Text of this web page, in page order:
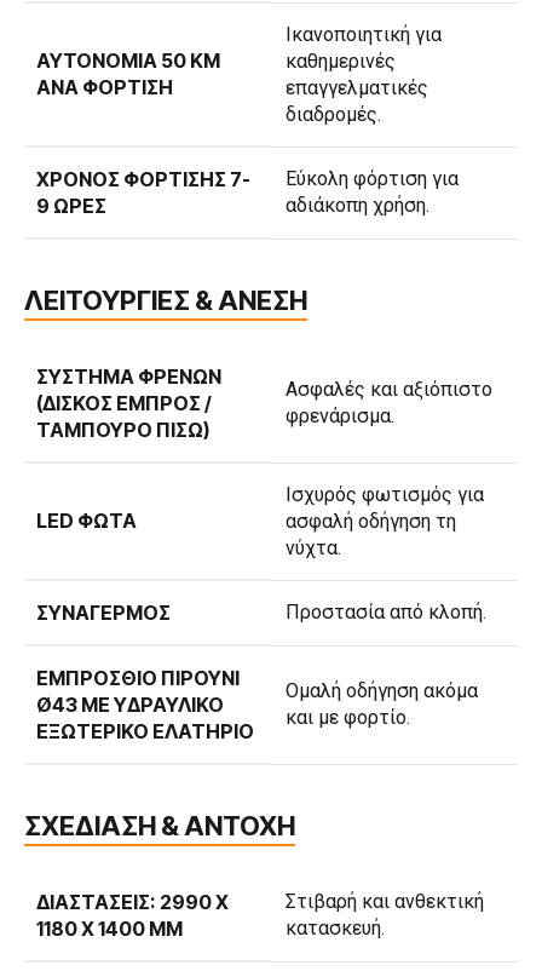
ΑΥΤΟΝΟΜΊΑ 50 KM
ΑΝΆ ΦΌΡΤΙΣΗ
Ικανοποιητική για
καθημερινές
επαγγελματικές
διαδρομές.
ΧΡΌΝΟΣ ΦΌΡΤΙΣΗΣ 7-
9 ΏΡΕΣ
Εύκολη φόρτιση για
αδιάκοπη χρήση.
ΛΕΙΤΟΥΡΓΙΕΣ & ΑΝΕΣΗ
ΣΎΣΤΗΜΑ ΦΡΈΝΩΝ
(ΔΊΣΚΟΣ ΕΜΠΡΌΣ /
ΤΑΜΠΟΎΡΟ ΠΊΣΩ)
Ασφαλές και αξιόπιστο
φρενάρισμα.
LED ΦΏΤΑ
Ισχυρός φωτισμός για
ασφαλή οδήγηση τη
νύχτα.
ΣΥΝΑΓΕΡΜΌΣ Προστασία από κλοπή.
ΕΜΠΡΌΣΘΙΟ ΠΙΡΟΎΝΙ
Ø43 ΜΕ ΥΔΡΑΥΛΙΚΌ
ΕΞΩΤΕΡΙΚΌ ΕΛΑΤΉΡΙΟ
Ομαλή οδήγηση ακόμα
και με φορτίο.
ΣΧΕΔΙΑΣΗ & ΑΝΤΟΧΗ
ΔΙΑΣΤΆΣΕΙΣ: 2990 X
1180 X 1400 MM
Στιβαρή και ανθεκτική
κατασκευή.